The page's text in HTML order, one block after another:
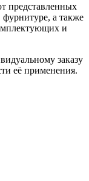
представленных
фурнитуре, а также
и
заказу
её применения.